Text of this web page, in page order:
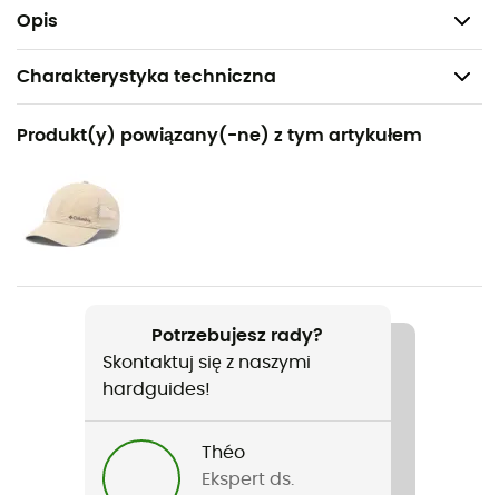
OpisPanele: 52% poliester z recyklingu, 48% poliester
Charakterystyka techniczna
Polecane dla
Turystyka piesza / Wspinaczka / Trail / Trekking /
Rodzaj
Zero Rules Light SS Crew
Z recyklingu / Materiał ekologiczny
Ochrona termiczna
Produkt(y) powiązany(-ne) z tym artykułem
Potrzebujesz rady?
Skontaktuj się z naszymi
hardguides!
Théo
Ekspert ds.